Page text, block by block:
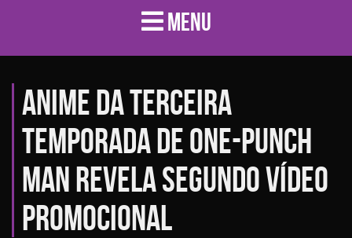
MENU
Anime da terceira
temporada de One-Punch
Man revela segundo vídeo
promocional